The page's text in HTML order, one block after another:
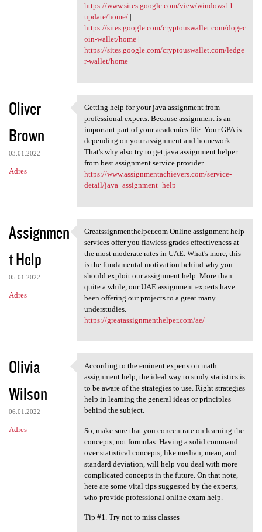
https://www.sites.google.com/view/windows11-
update/home/|
https://sites.google.com/cryptouswallet.com/dogec
oin-wallet/home|
https://sites.google.com/cryptouswallet.com/ledge
r-wallet/home
Oliver
Brown
03.01.2022
Adres
Getting help for your java
Getting help for your java assignment from
professional experts. Because assignment is an
important part of your academics life. Your GPA is
depending on your assignment and homework.
That's why also try to get java assignment helper
from best assignment service provider.
https://www.assignmentachievers.com/service-
detail/java+assignment+help
Assignmen
t Help
05.01.2022
Adres
Greatssignmenthelper.com
Greatssignmenthelper.com Online assignment help
services offer you flawless grades effectiveness at
the most moderate rates in UAE. What's more, this
is the fundamental motivation behind why you
should exploit our assignment help. More than
quite a while, our UAE assignment experts have
been offering our projects to a great many
understudies.
https://greatassignmenthelper.com/ae/
Olivia
Wilson
06.01.2022
Adres
According to the eminent
According to the eminent experts on math
assignment help, the ideal way to study statistics is
to be aware of the strategies to use. Right strategies
help in learning the general ideas or principles
behind the subject.
So, make sure that you concentrate on learning the
concepts, not formulas. Having a solid command
over statistical concepts, like median, mean, and
standard deviation, will help you deal with more
complicated concepts in the future. On that note,
here are some vital tips suggested by the experts,
who provide professional online exam help.
Tip #1. Try not to miss classes